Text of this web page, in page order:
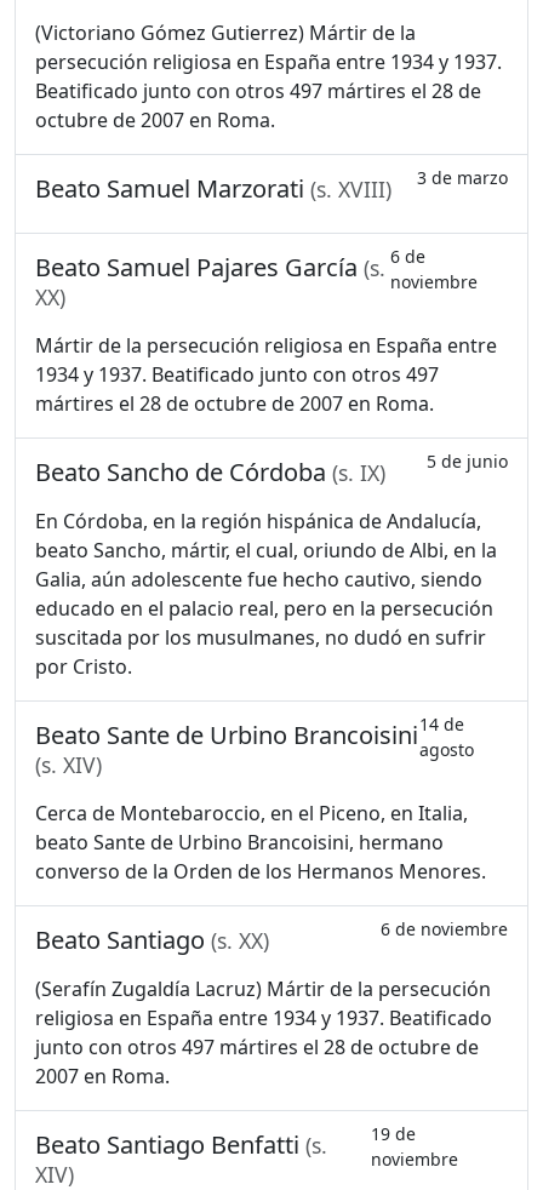
(Victoriano Gómez Gutierrez) Mártir de la
persecución religiosa en España entre 1934 y 1937.
Beatificado junto con otros 497 mártires el 28 de
octubre de 2007 en Roma.
Beato Samuel Marzorati (s. XVIII) 3 de marzo
Beato Samuel Pajares García (s.
XX)
6 de
noviembre
Mártir de la persecución religiosa en España entre
1934 y 1937. Beatificado junto con otros 497
mártires el 28 de octubre de 2007 en Roma.
Beato Sancho de Córdoba (s. IX) 5 de junio
En Córdoba, en la región hispánica de Andalucía,
beato Sancho, mártir, el cual, oriundo de Albi, en la
Galia, aún adolescente fue hecho cautivo, siendo
educado en el palacio real, pero en la persecución
suscitada por los musulmanes, no dudó en sufrir
por Cristo.
Beato Sante de Urbino Brancoisini
(s. XIV)
14 de
agosto
Cerca de Montebaroccio, en el Piceno, en Italia,
beato Sante de Urbino Brancoisini, hermano
converso de la Orden de los Hermanos Menores.
Beato Santiago (s. XX) 6 de noviembre
(Serafín Zugaldía Lacruz) Mártir de la persecución
religiosa en España entre 1934 y 1937. Beatificado
junto con otros 497 mártires el 28 de octubre de
2007 en Roma.
Beato Santiago Benfatti (s.
XIV)
19 de
noviembre